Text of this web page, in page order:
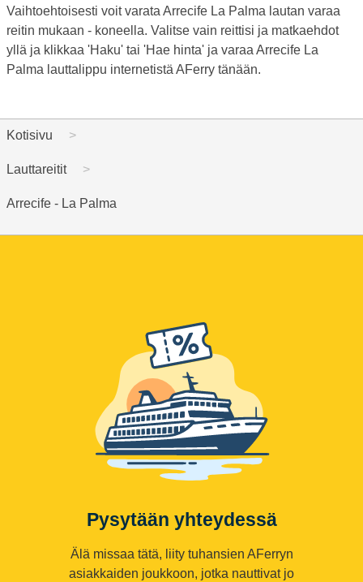
Vaihtoehtoisesti voit varata Arrecife La Palma lautan varaa
reitin mukaan - koneella. Valitse vain reittisi ja matkaehdot
yllä ja klikkaa 'Haku' tai 'Hae hinta' ja varaa Arrecife La
Palma lauttalippu internetistä AFerry tänään.
Kotisivu
Lauttareitit
Arrecife - La Palma
Pysytään yhteydessä
Älä missaa tätä, liity tuhansien AFerryn
asiakkaiden joukkoon, jotka nauttivat jo